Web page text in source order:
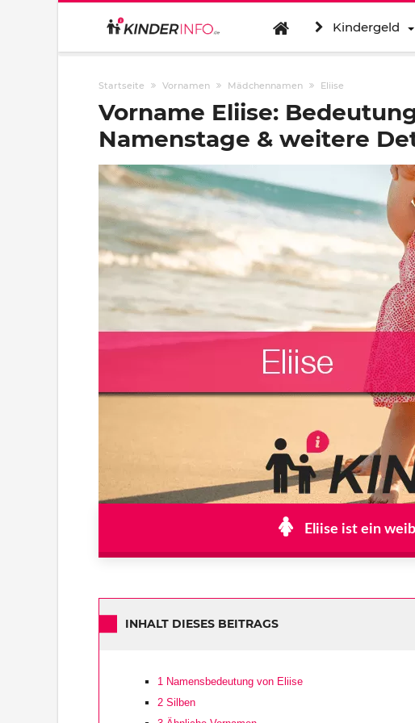
Kindergeld
Startseite Vornamen Mädchennamen Eliise
Vorname Eliise:
Namenstage & weitere
Eliise ist ein
INHALT DIESES BEITRAGS
1 Namensbedeutung von Eliise
2 Silben